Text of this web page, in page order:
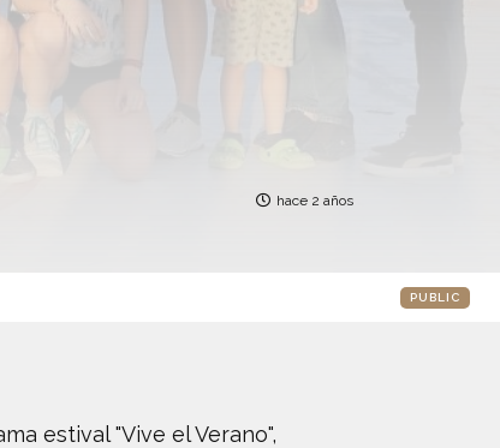
hace 2 años
PUBLIC
estival "Vive el Verano",